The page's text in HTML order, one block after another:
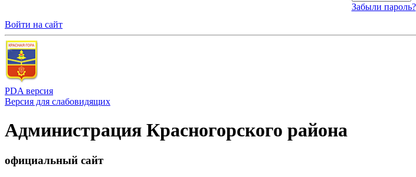
Забыли пароль?
Войти на сайт
PDA версия
Версия для слабовидящих
Администрация Красногорского района
официальный сайт